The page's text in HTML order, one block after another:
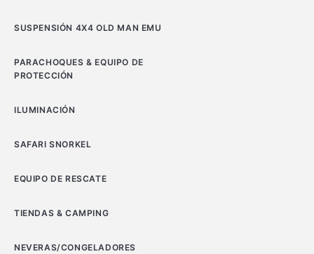
SUSPENSIÓN 4X4 OLD MAN EMU
PARACHOQUES & EQUIPO DE
PROTECCIÓN
ILUMINACIÓN
SAFARI SNORKEL
EQUIPO DE RESCATE
TIENDAS & CAMPING
NEVERAS/CONGELADORES